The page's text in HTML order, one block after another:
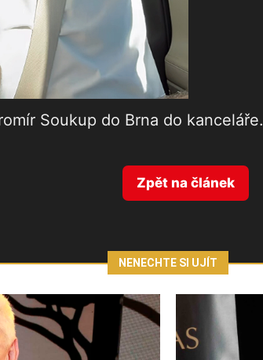
Soukup do Brna do kanceláře.
Zpět na článek
NENECHTE SI UJÍT